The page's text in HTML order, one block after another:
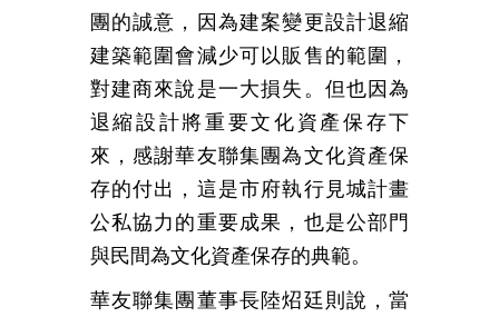
團的誠意，因為建案變更設計退縮
建築範圍會減少可以販售的範圍，
對建商來說是一大損失。但也因為
退縮設計將重要文化資產保存下
來，感謝華友聯集團為文化資產保
存的付出，這是市府執行見城計畫
公私協力的重要成果，也是公部門
與民間為文化資產保存的典範。
華友聯集團董事長陸炤廷則說，當